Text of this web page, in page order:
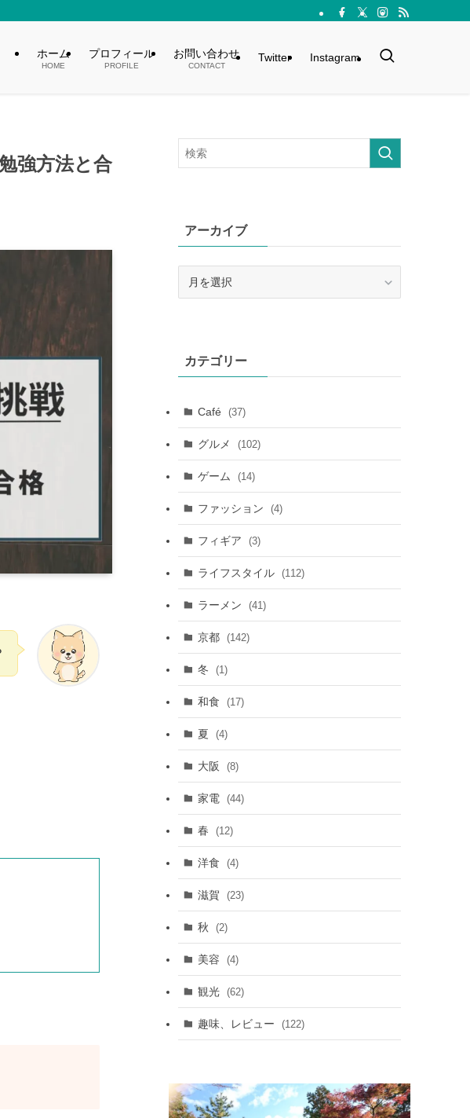
ホーム
HOME
プロフィール
PROFILE
お問い合わせ
CONTACT
Twitter Instagram
強方法と合
アーカイブ
カテゴリー
Café (37)
グルメ (102)
ゲーム (14)
ファッション (4)
フィギア (3)
ライフスタイル (112)
ラーメン (41)
京都 (142)
冬 (1)
和食 (17)
夏 (4)
大阪 (8)
家電 (44)
春 (12)
洋食 (4)
滋賀 (23)
秋 (2)
美容 (4)
観光 (62)
趣味、レビュー (122)